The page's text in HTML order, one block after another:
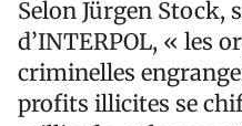
Selon Jürgen Stock,
d’INTERPOL, « les
criminelles
profits illicites se